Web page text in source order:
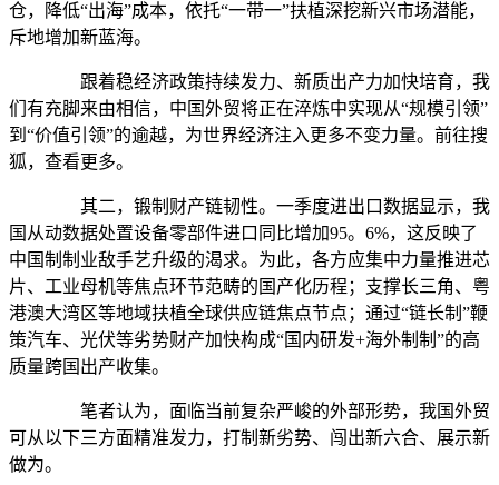
仓，降低“出海”成本，依托“一带一”扶植深挖新兴市场潜能，
斥地增加新蓝海。
跟着稳经济政策持续发力、新质出产力加快培育，我
们有充脚来由相信，中国外贸将正在淬炼中实现从“规模引领”
到“价值引领”的逾越，为世界经济注入更多不变力量。前往搜
狐，查看更多。
其二，锻制财产链韧性。一季度进出口数据显示，我
国从动数据处置设备零部件进口同比增加95。6%，这反映了
中国制制业敌手艺升级的渴求。为此，各方应集中力量推进芯
片、工业母机等焦点环节范畴的国产化历程；支撑长三角、粤
港澳大湾区等地域扶植全球供应链焦点节点；通过“链长制”鞭
策汽车、光伏等劣势财产加快构成“国内研发+海外制制”的高
质量跨国出产收集。
笔者认为，面临当前复杂严峻的外部形势，我国外贸
可从以下三方面精准发力，打制新劣势、闯出新六合、展示新
做为。